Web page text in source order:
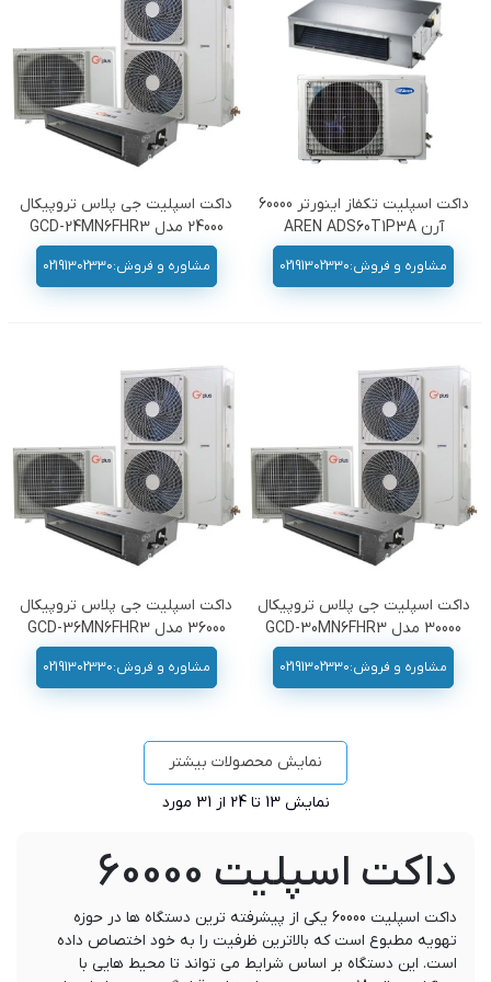
داکت اسپلیت تکفاز اینورتر 60000
آرن AREN ADS60T1P3A
مشاوره و فروش:02191302330
داکت اسپلیت جی پلاس تروپیکال
24000 مدل GCD-24MN6FHR3
مشاوره و فروش:02191302330
داکت اسپلیت جی پلاس تروپیکال
30000 مدل GCD-30MN6FHR3
مشاوره و فروش:02191302330
داکت اسپلیت جی پلاس تروپیکال
36000 مدل GCD-36MN6FHR3
مشاوره و فروش:02191302330
نمایش محصولات بیشتر
نمایش13 تا 24 از 31 مورد
داکت اسپلیت 60000
داکت اسپلیت 60000 یکی از پیشرفته ترین دستگاه ها در حوزه
تهویه مطبوع است که بالاترین ظرفیت را به خود اختصاص داده
است. این دستگاه بر اساس شرایط می تواند تا محیط هایی با